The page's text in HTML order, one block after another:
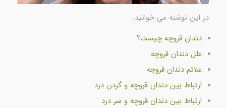
در این نوشته می خوانید:
دندان قروچه چیست؟
علل دندان قروچه
علائم دندان قروچه
ارتباط بین دندان قروچه و گردن درد
ارتباط بین دندان قروچه و سر درد